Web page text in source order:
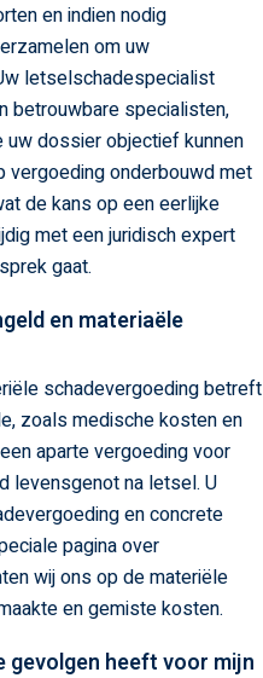
en indien nodig
om uw
letselschadespecialist
betrouwbare specialisten,
dossier objectief kunnen
vergoeding onderbouwd met
de kans op een eerlijke
met een juridisch expert
gaat.
en materiaële
schadevergoeding betreft
zoals medische kosten en
aparte vergoeding voor
levensgenot na letsel. U
en concrete
pagina over
wij ons op de materiële
en gemiste kosten.
gevolgen heeft voor mijn